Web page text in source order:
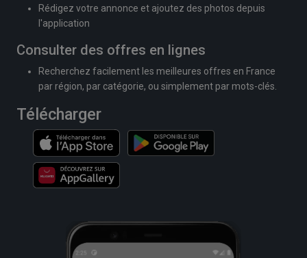
Rédigez votre annonce et ajoutez des photos depuis
l'application
Consulter des offres en lignes
Recherchez facilement les meilleures offres en France
par région, par catégorie, ou simplement par mots-clés.
Télécharger